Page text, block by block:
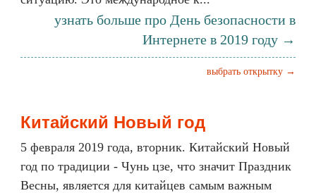
узнать больше про День безопасности в
Интернете в 2019 году →
выбрать открытку →
Китайский Новый год
5 февраля 2019 года, вторник. Китайский Новый
год по традиции - Чунь цзе, что значит Праздник
Весны, является для китайцев самым важным